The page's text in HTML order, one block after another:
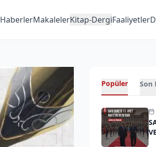
HaberlerMakalelerKitap-DergiFaaliyetler
Popüler Son